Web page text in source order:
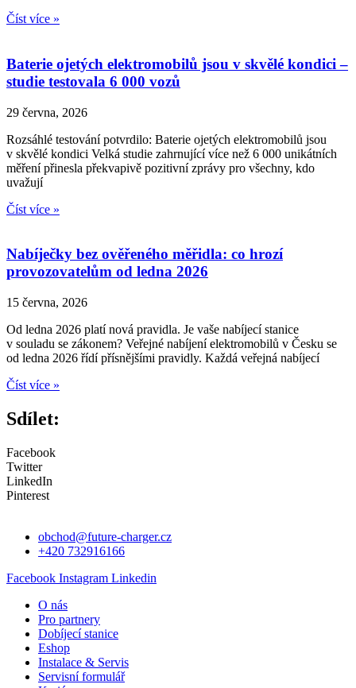
Číst více »
Baterie ojetých elektromobilů jsou v skvělé kondici –
studie testovala 6 000 vozů
29 června, 2026
Rozsáhlé testování potvrdilo: Baterie ojetých elektromobilů jsou
v skvělé kondici Velká studie zahrnující více než 6 000 unikátních
měření přinesla překvapivě pozitivní zprávy pro všechny, kdo
uvažují
Číst více »
Nabíječky bez ověřeného měřidla: co hrozí
provozovatelům od ledna 2026
15 června, 2026
Od ledna 2026 platí nová pravidla. Je vaše nabíjecí stanice
v souladu se zákonem? Veřejné nabíjení elektromobilů v Česku se
od ledna 2026 řídí přísnějšími pravidly. Každá veřejná nabíjecí
Číst více »
Sdílet:
Facebook
Twitter
LinkedIn
Pinterest
obchod@future-charger.cz
+420 732916166
Facebook Instagram Linkedin
O nás
Pro partnery
Dobíjecí stanice
Eshop
Instalace & Servis
Servisní formulář